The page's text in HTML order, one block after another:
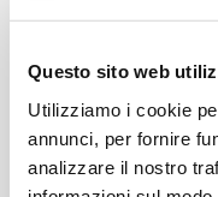
Questo sito web
Utilizziamo i cookie
annunci, per fornire
analizzare il nostro
Easy to use in tight
9.9 mm and narrow
610 mm
Reliable handling even